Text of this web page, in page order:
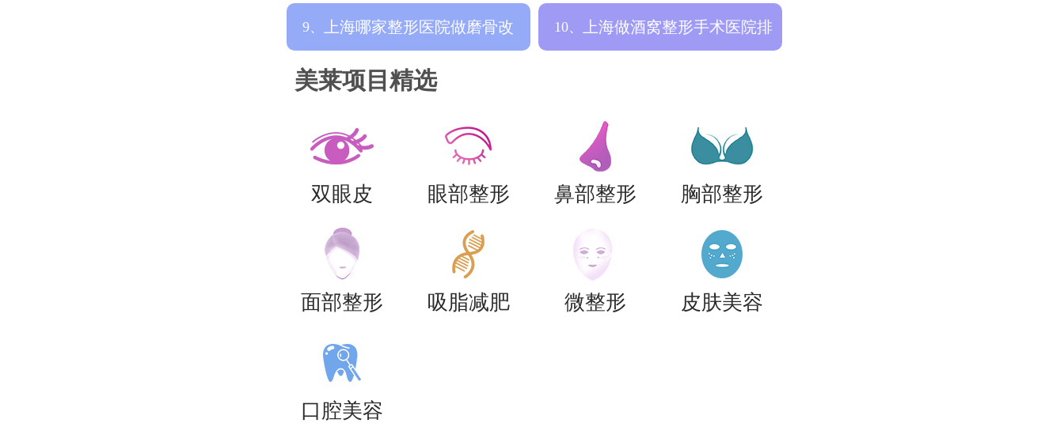
榜分享，大家 的整形医院是
9、 上海哪家整形医院做磨骨改
脸型手术比较
10、 上海做酒窝整形手术医院排
美莱项目精选
双眼皮 眼部整形 鼻部整形 胸部整形
面部整形 吸脂减肥 微整形 皮肤美容
口腔美容